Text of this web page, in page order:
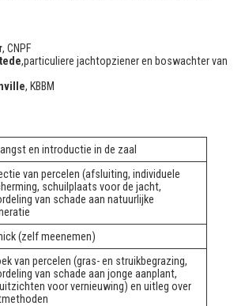
, CNPF
,particuliere jachtopziener en boswachter van
, KBBM
en introductie in de zaal
van percelen (afsluiting, individuele
schuilplaats voor de jacht,
van schade aan natuurlijke
(zelf meenemen)
van percelen (gras- en struikbegrazing,
van schade aan jonge aanplant,
voor vernieuwing) en uitleg over